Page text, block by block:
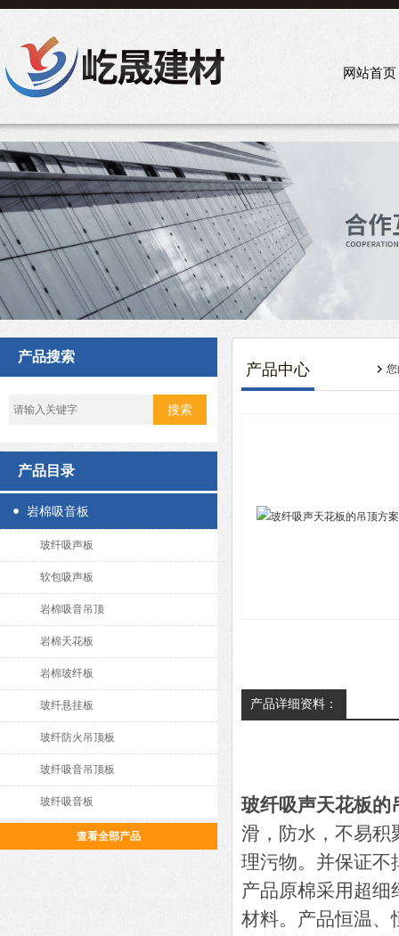
网站首页
产品搜索
产品目录
岩棉吸音板
玻纤吸声板
软包吸声板
岩棉吸音吊顶
岩棉天花板
岩棉玻纤板
玻纤悬挂板
玻纤防火吊顶板
玻纤吸音吊顶板
玻纤吸音板
查看全部产品
产品中心
产品详细资料：
玻纤吸声天花板的
滑，防水，不易积
理污物。并保证不
产品原棉采用超细
材料。产品恒温、